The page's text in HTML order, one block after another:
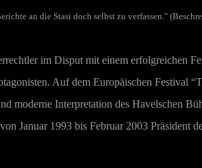
an die Stasi doch selbst zu verfassen."
im Disput mit einem erfolgreichen
Auf dem Europäischen Festival
moderne Interpretation des Havelschen
Januar 1993 bis Februar 2003 Präsident